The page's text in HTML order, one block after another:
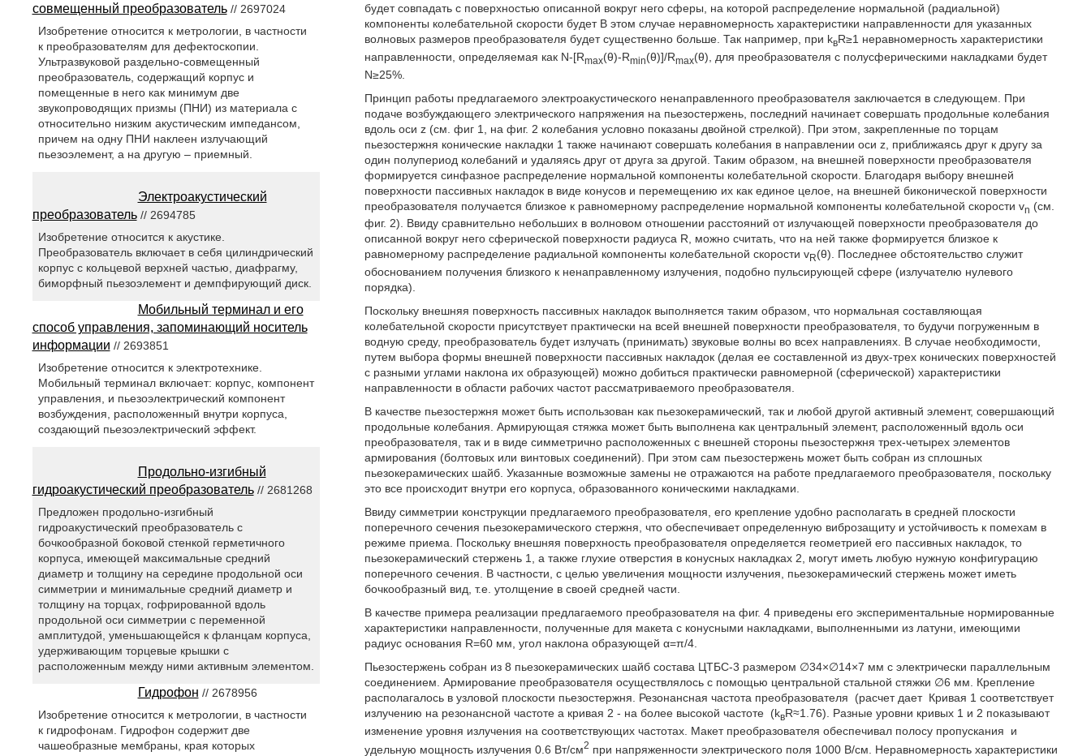
будет совпадать с поверхностью описанной вокруг него сферы, на которой распределение нормальной (радиальной)
компоненты колебательной скорости будет В этом случае неравномерность характеристики направленности для указанных
волновых размеров преобразователя будет существенно больше. Так например, при kвR≥1 неравномерность характеристики
направленности, определяемая как N-[Rmax(θ)-Rmin(θ)]/Rmax(θ), для преобразователя с полусферическими накладками будет
N≥25%.
Принцип работы предлагаемого электроакустического ненаправленного преобразователя заключается в следующем. При
подаче возбуждающего электрического напряжения на пьезостержень, последний начинает совершать продольные колебания
вдоль оси z (см. фиг 1, на фиг. 2 колебания условно показаны двойной стрелкой). При этом, закрепленные по торцам
пьезостержня конические накладки 1 также начинают совершать колебания в направлении оси z, приближаясь друг к другу за
один полупериод колебаний и удаляясь друг от друга за другой. Таким образом, на внешней поверхности преобразователя
формируется синфазное распределение нормальной компоненты колебательной скорости. Благодаря выбору внешней
поверхности пассивных накладок в виде конусов и перемещению их как единое целое, на внешней биконической поверхности
преобразователя получается близкое к равномерному распределение нормальной компоненты колебательной скорости vn (см.
фиг. 2). Ввиду сравнительно небольших в волновом отношении расстояний от излучающей поверхности преобразователя до
описанной вокруг него сферической поверхности радиуса R, можно считать, что на ней также формируется близкое к
равномерному распределение радиальной компоненты колебательной скорости vR(θ). Последнее обстоятельство служит
обоснованием получения близкого к ненаправленному излучения, подобно пульсирующей сфере (излучателю нулевого
порядка).
Поскольку внешняя поверхность пассивных накладок выполняется таким образом, что нормальная составляющая
колебательной скорости присутствует практически на всей внешней поверхности преобразователя, то будучи погруженным в
водную среду, преобразователь будет излучать (принимать) звуковые волны во всех направлениях. В случае необходимости,
путем выбора формы внешней поверхности пассивных накладок (делая ее составленной из двух-трех конических поверхностей
с разными углами наклона их образующей) можно добиться практически равномерной (сферической) характеристики
направленности в области рабочих частот рассматриваемого преобразователя.
В качестве пьезостержня может быть использован как пьезокерамический, так и любой другой активный элемент, совершающий
продольные колебания. Армирующая стяжка может быть выполнена как центральный элемент, расположенный вдоль оси
преобразователя, так и в виде симметрично расположенных с внешней стороны пьезостержня трех-четырех элементов
армирования (болтовых или винтовых соединений). При этом сам пьезостержень может быть собран из сплошных
пьезокерамических шайб. Указанные возможные замены не отражаются на работе предлагаемого преобразователя, поскольку
это все происходит внутри его корпуса, образованного коническими накладками.
Ввиду симметрии конструкции предлагаемого преобразователя, его крепление удобно располагать в средней плоскости
поперечного сечения пьезокерамического стержня, что обеспечивает определенную виброзащиту и устойчивость к помехам в
режиме приема. Поскольку внешняя поверхность преобразователя определяется геометрией его пассивных накладок, то
пьезокерамический стержень 1, а также глухие отверстия в конусных накладках 2, могут иметь любую нужную конфигурацию
поперечного сечения. В частности, с целью увеличения мощности излучения, пьезокерамический стержень может иметь
бочкообразный вид, т.е. утолщение в своей средней части.
В качестве примера реализации предлагаемого преобразователя на фиг. 4 приведены его экспериментальные нормированные
характеристики направленности, полученные для макета с конусными накладками, выполненными из латуни, имеющими
радиус основания R=60 мм, угол наклона образующей α=π/4.
Пьезостержень собран из 8 пьезокерамических шайб состава ЦТБС-3 размером ∅34×∅14×7 мм с электрически параллельным
соединением. Армирование преобразователя осуществлялось с помощью центральной стальной стяжки ∅6 мм. Крепление
располагалось в узловой плоскости пьезостержня. Резонансная частота преобразователя
(расчет дает Кривая 1 соответствует
излучению на резонансной частоте а кривая 2 - на более высокой частоте (kвR≈1.76). Разные уровни кривых 1 и 2 показывают
изменение уровня излучения на соответствующих частотах. Макет преобразователя обеспечивал полосу пропускания
и
удельную мощность излучения 0.6 Вт/см2 при напряженности электрического поля 1000 В/см. Неравномерность характеристики
совмещенный преобразователь// 2697024
Изобретение относится к метрологии, в частности
к преобразователям для дефектоскопии.
Ультразвуковой раздельно-совмещенный
преобразователь, содержащий корпус и
помещенные в него как минимум две
звукопроводящих призмы (ПНИ) из материала с
относительно низким акустическим импедансом,
причем на одну ПНИ наклеен излучающий
пьезоэлемент, а на другую – приемный.
Электроакустический
преобразователь// 2694785
Изобретение относится к акустике.
Преобразователь включает в себя цилиндрический
корпус с кольцевой верхней частью, диафрагму,
биморфный пьезоэлемент и демпфирующий диск.
Мобильный терминал и его
способ управления, запоминающий носитель
информации // 2693851
Изобретение относится к электротехнике.
Мобильный терминал включает: корпус, компонент
управления, и пьезоэлектрический компонент
возбуждения, расположенный внутри корпуса,
создающий пьезоэлектрический эффект.
Продольно-изгибный
гидроакустический преобразователь// 2681268
Предложен продольно-изгибный
гидроакустический преобразователь с
бочкообразной боковой стенкой герметичного
корпуса, имеющей максимальные средний
диаметр и толщину на середине продольной оси
симметрии и минимальные средний диаметр и
толщину на торцах, гофрированной вдоль
продольной оси симметрии с переменной
амплитудой, уменьшающейся к фланцам корпуса,
удерживающим торцевые крышки с
расположенным между ними активным элементом.
Гидрофон // 2678956
Изобретение относится к метрологии, в частности
к гидрофонам. Гидрофон содержит две
чашеобразные мембраны, края которых